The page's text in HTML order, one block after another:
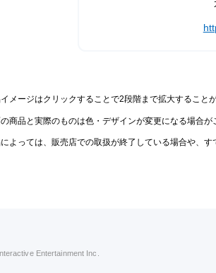
メージはクリックすることで2段階まで拡大することが
商品と実際のものは色・デザインが変更になる場合が
よっては、販売店での取扱が終了している場合や、
Entertainment Inc.